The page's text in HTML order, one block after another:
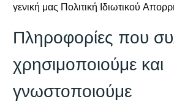
γενική μας Πολιτική Ιδιωτικού
Πληροφορίες που
χρησιμοποιούμε και
γνωστοποιούμε